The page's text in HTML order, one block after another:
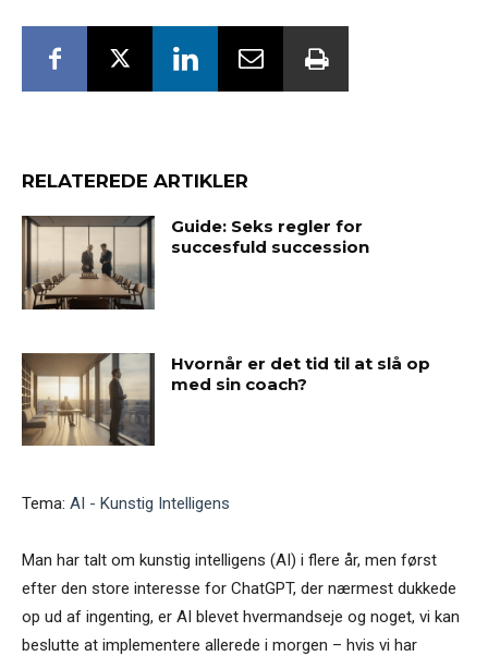
RELATEREDE ARTIKLER
Guide: Seks regler for
succesfuld succession
Hvornår er det tid til at slå op
med sin coach?
Tema: AI - Kunstig Intelligens
Man har talt om kunstig intelligens (AI) i flere år, men først
efter den store interesse for ChatGPT, der nærmest dukkede
op ud af ingenting, er AI blevet hvermandseje og noget, vi kan
beslutte at implementere allerede i morgen – hvis vi har